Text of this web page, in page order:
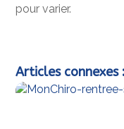
pour varier.
Articles connexes :